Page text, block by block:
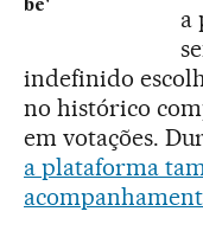
be'
a
indefinido
no histórico
em votações.
a plataforma